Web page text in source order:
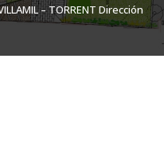
– TORRENT Dirección